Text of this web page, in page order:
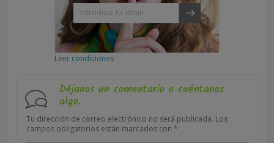
Leer condiciones
Déjanos un comentario o cuéntanos
algo.
Tu dirección de correo electrónico no será publicada. Los
campos obligatorios están marcados con *